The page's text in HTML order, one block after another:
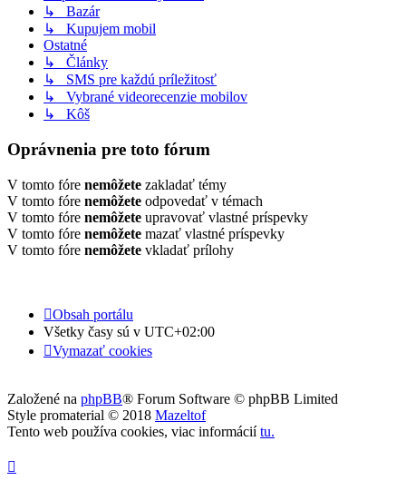
↳ Bazár
↳ Kupujem mobil
Ostatné
↳ Články
↳ SMS pre každú príležitosť
↳ Vybrané videorecenzie mobilov
↳ Kôš
Oprávnenia pre toto fórum
V tomto fóre nemôžete zakladať témy
V tomto fóre nemôžete odpovedať v témach
V tomto fóre nemôžete upravovať vlastné príspevky
V tomto fóre nemôžete mazať vlastné príspevky
V tomto fóre nemôžete vkladať prílohy
Obsah portálu
Všetky časy sú v UTC+02:00
Vymazať cookies
Založené na phpBB® Forum Software © phpBB Limited
Style promaterial © 2018 Mazeltof
Tento web používa cookies, viac informáciítu.